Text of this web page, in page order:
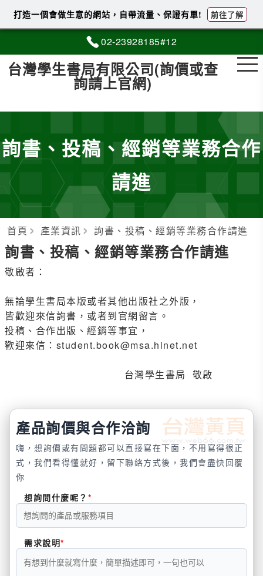
02-23928185#12
台灣學生書局有限公司(詢價或查
詢請上官網)
詢書、投稿、經銷等業務合作
請進
首頁 產業資訊 詢書、投稿、經銷等業務合作請進
詢書、投稿、經銷等業務合作請進
敬啟者：
無論學生書局本版或者其他出版社之外版，
皆歡迎來信詢書，或者到官網留言。
投稿、合作出版、經銷等事宜，
歡迎來信：student.book@msa.hinet.net
台灣學生書局 敬啟
產品詢價與合作洽詢
嗨，想詢價或有問題都可以直接寫在下面，不用寫得很正
式，我們看得懂就好，留下聯絡方式後，我們會盡快回覆
你
想詢問什麼呢？
需求說明
打造一個會做生意的網站，自帶流量、保證有單! 前往了解